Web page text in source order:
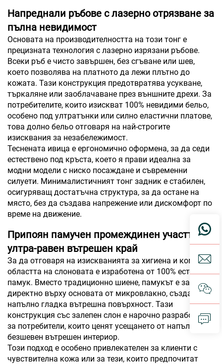
Напреднали ръбове с лазерно отрязване за
пълна невидимост
Основата на производителността на този тонг е
прецизната технология с лазерно изрязани ръбове.
Всеки ръб е чисто завършен, без сгъване или шев,
което позволява на платното да лежи плътно до
кожата. Тази конструкция предотвратява усукване,
търкаляне или заоблачаване през външните дрехи. За
потребителите, които изискват 100% невидими бельо,
особено под ултратънки или силно еластични платове,
това долно бельо отговаря на най-строгите
изисквания за незабележимост.
Теснената ивица е ергономично оформена, за да седи
естествено под кръста, което я прави идеална за
модни модели с ниско посаждане и съвременни
силуети. Минималистичният тонг задник е стабилен,
осигуряващ достатъчна структура, за да остане на
място, без да създава напрежение или дискомфорт по
време на движение.
Припоян памучен промеждинен участък за
ултра-равен вътрешен край
За да отговаря на изискванията за хигиена и комфорт,
областта на слоновата е изработена от 100% естествен
памук. Вместо традиционно шиене, памукът е залепен
директно върху основата от микровлакно, създавайки
напълно гладка вътрешна повърхност. Тази
конструкция със залепен слон е нарочно разработена
за потребители, които ценят усещането от напълно
безшевен вътрешен интериор.
Този подход е особено привлекателен за клиенти с
чувствителна кожа или за тези, които предпочитат